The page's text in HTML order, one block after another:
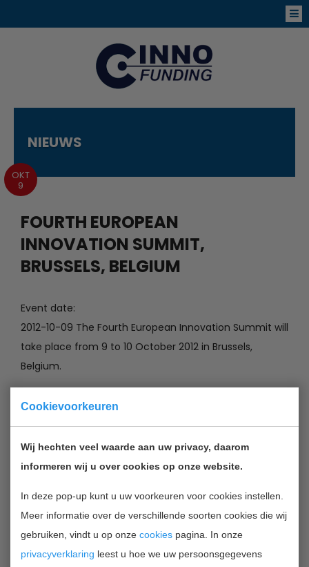
Cookievoorkeuren
Wij hechten veel waarde aan uw privacy, daarom
informeren wij u over cookies op onze website.
In deze pop-up kunt u uw voorkeuren voor cookies instellen.
Meer informatie over de verschillende soorten cookies die wij
gebruiken, vindt u op onze cookies pagina. In onze
privacyverklaring leest u hoe we uw persoonsgegevens
NIEUWS
OKT
9
FOURTH EUROPEAN
INNOVATION SUMMIT,
BRUSSELS, BELGIUM
Event date:
2012-10-09 The Fourth European Innovation Summit will
take place from 9 to 10 October 2012 in Brussels,
Belgium.
Organised in the European Parliament, this year's
debates will target policies relevant for innovation that
are currently under review by the institution. Those
include the likes of Horizon 2020, the Cohesion Policy,
The summit will feature an opening reception with
Máire Geoghegan-Quinn, European Commissioner for
Research, Innovation and Science. It will provide an
excellent opportunity for all stakeholders to discuss